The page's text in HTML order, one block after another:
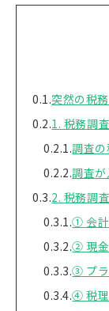
突然の税
1. 税務調
調査の
調査
2. 税務調
① 会計
② 現金
③ プラ
④ 税理